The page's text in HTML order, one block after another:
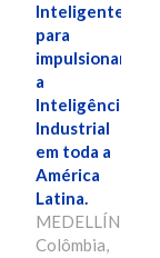
Inteligente"
para
impulsionar
a
Inteligência
Industrial
em toda a
América
Latina.
MEDELLÍN,
Colômbia,